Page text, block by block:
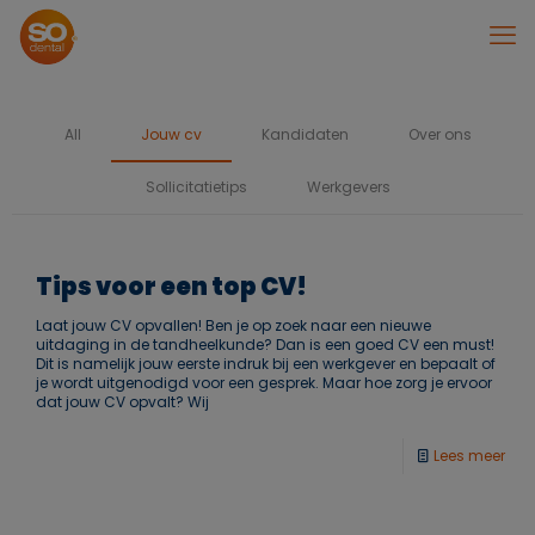
All Jouw cv Kandidaten Over ons
Sollicitatietips Werkgevers
Tips voor een top CV!
Laat jouw CV opvallen! Ben je op zoek naar een nieuwe
uitdaging in de tandheelkunde? Dan is een goed CV een must!
Dit is namelijk jouw eerste indruk bij een werkgever en bepaalt of
je wordt uitgenodigd voor een gesprek. Maar hoe zorg je ervoor
dat jouw CV opvalt? Wij
Lees meer